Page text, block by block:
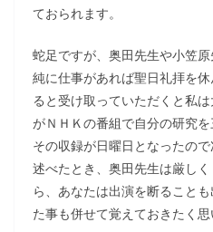
ておられます。
蛇足ですが、奥田先生や小笠
純に仕事があれば聖日礼拝を
ると受け取っていただくと私
がＮＨＫの番組で自分の研究を
その収録が日曜日となったの
述べたとき、奥田先生は厳し
ら、あなたは出演を断ること
た事も併せて覚えておきたく思